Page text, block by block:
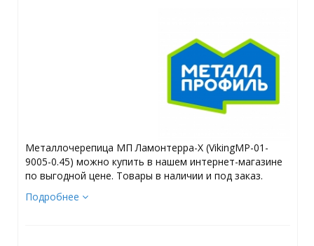
Металлочерепица МП Ламонтерра-X (VikingMP-01-
9005-0.45) можно купить в нашем интернет-магазине
по выгодной цене. Товары в наличии и под заказ.
Подробнее